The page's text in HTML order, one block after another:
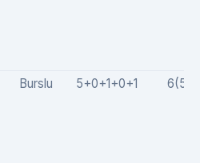
Burslu 5+0+1+0+1